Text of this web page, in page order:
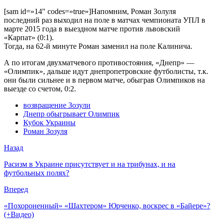
[sam id=»14″ codes=»true»]Напомним, Роман Золуля
последний раз выходил на поле в матчах чемпионата УПЛ в
марте 2015 года в выездном матче против львовский
«Карпат» (0:1).
Тогда, на 62-й минуте Роман заменил на поле Калинича.
А по итогам двухматчевого противостояния, «Днепр» —
«Олимпик», дальше идут днепропетровские футболисты, т.к.
они были сильнее и в первом матче, обыграв Олимпиков на
выезде со счетом, 0:2.
возвращение Зозули
Днепр обыгрывает Олимпик
Кубок Украины
Роман Зозуля
Назад
Расизм в Украине присутствует и на трибунах, и на
футбольных полях?
Вперед
«Похороненный» «Шахтером» Юрченко, воскрес в «Байере»?
(+Видео)